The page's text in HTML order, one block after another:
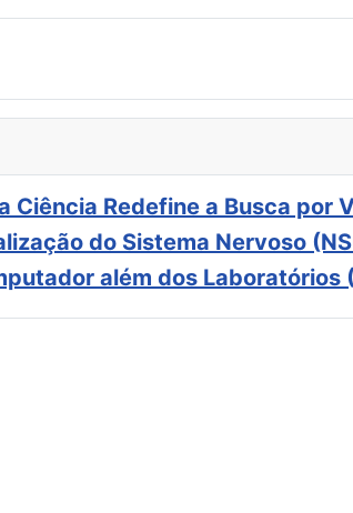
Ciência Redefine a Busca por
do Sistema Nervoso
além dos Laboratórios